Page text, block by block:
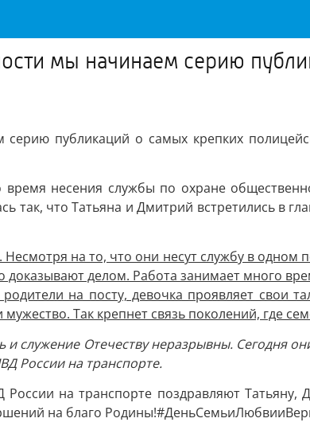
мы начинаем серию
публикаций о самых крепких
несения службы по охране
так, что Татьяна и Дмитрий встретились в
на то, что они несут службу в
делом. Работа занимает много
на посту, девочка проявляет свои
Так крепнет связь поколений, где
служение Отечеству неразрывны. Сегодня
России на транспорте.
на транспорте поздравляют Татьяну,
на благо